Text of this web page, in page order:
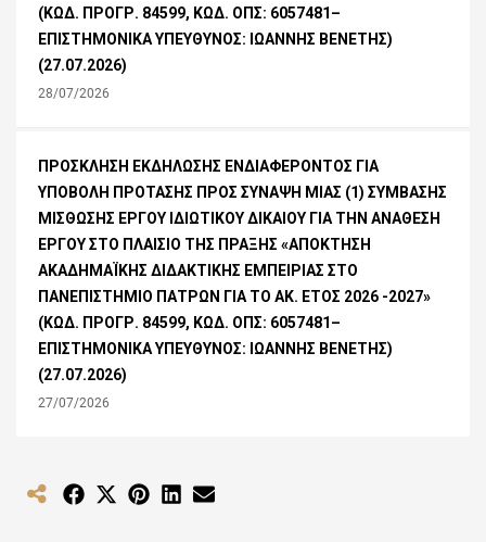
(ΚΩΔ. ΠΡΟΓΡ. 84599, ΚΩΔ. ΟΠΣ: 6057481–
ΕΠΙΣΤΗΜΟΝΙΚΑ ΥΠΕΥΘΥΝΟΣ: ΙΩΑΝΝΗΣ ΒΕΝΕΤΗΣ)
(27.07.2026)
28/07/2026
ΠΡΟΣΚΛΗΣΗ ΕΚΔΗΛΩΣΗΣ ΕΝΔΙΑΦΕΡΟΝΤΟΣ ΓΙΑ
ΥΠΟΒΟΛΗ ΠΡΟΤΑΣΗΣ ΠΡΟΣ ΣΥΝΑΨΗ ΜΙΑΣ (1) ΣΥΜΒΑΣΗΣ
ΜΙΣΘΩΣΗΣ ΕΡΓΟΥ ΙΔΙΩΤΙΚΟΥ ΔΙΚΑΙΟΥ ΓΙΑ ΤΗΝ ΑΝΑΘΕΣΗ
ΕΡΓΟΥ ΣΤΟ ΠΛΑΙΣΙΟ ΤΗΣ ΠΡΑΞΗΣ «ΑΠΟΚΤΗΣΗ
ΑΚΑΔΗΜΑΪΚΗΣ ΔΙΔΑΚΤΙΚΗΣ ΕΜΠΕΙΡΙΑΣ ΣΤΟ
ΠΑΝΕΠΙΣΤΗΜΙΟ ΠΑΤΡΩΝ ΓΙΑ ΤΟ ΑΚ. ΕΤΟΣ 2026 -2027»
(ΚΩΔ. ΠΡΟΓΡ. 84599, ΚΩΔ. ΟΠΣ: 6057481–
ΕΠΙΣΤΗΜΟΝΙΚΑ ΥΠΕΥΘΥΝΟΣ: ΙΩΑΝΝΗΣ ΒΕΝΕΤΗΣ)
(27.07.2026)
27/07/2026
Share Share Share Share